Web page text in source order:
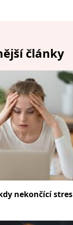
články
nekončící stres